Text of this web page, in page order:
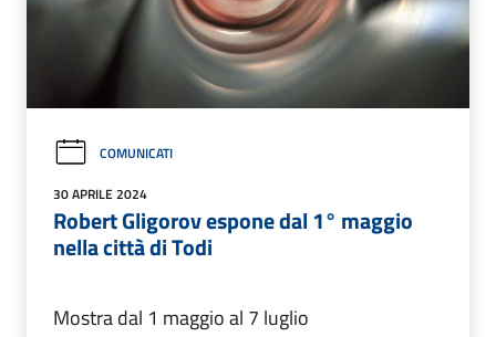
COMUNICATI
30 APRILE 2024
Robert Gligorov espone dal 1° maggio
nella città di Todi
Mostra dal 1 maggio al 7 luglio